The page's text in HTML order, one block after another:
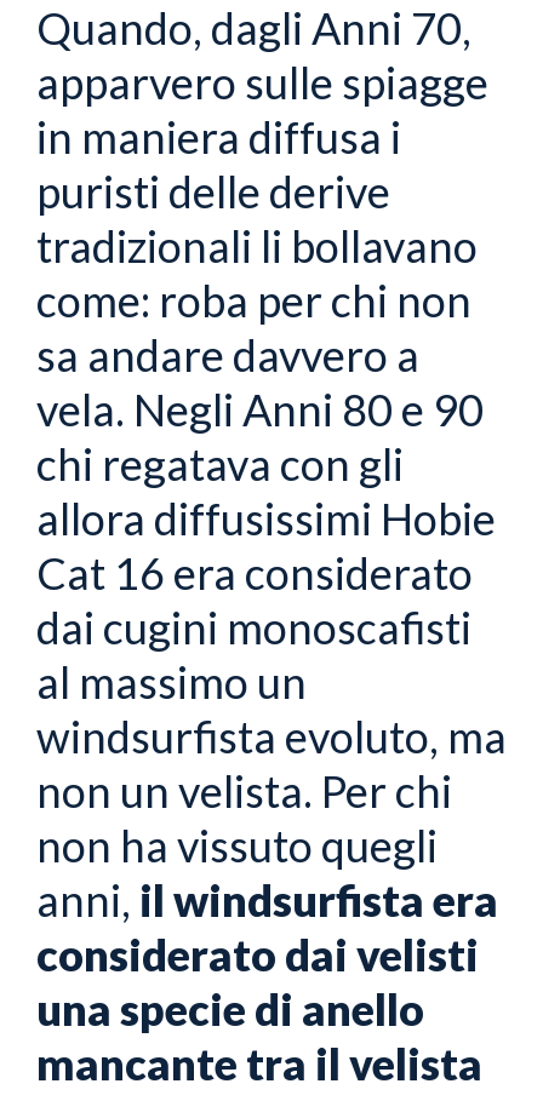
Quando, dagli Anni 70,
apparvero sulle spiagge
in maniera diffusa i
puristi delle derive
tradizionali li bollavano
come: roba per chi non
sa andare davvero a
vela. Negli Anni 80 e 90
chi regatava con gli
allora diffusissimi Hobie
Cat 16 era considerato
dai cugini monoscafisti
al massimo un
windsurfista evoluto, ma
non un velista. Per chi
non ha vissuto quegli
anni, il windsurfista era
considerato dai velisti
una specie di anello
mancante tra il velista